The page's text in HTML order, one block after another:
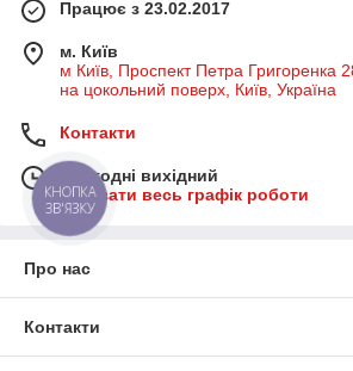
Працює з 23.02.2017
м. Київ
м Київ, Проспект Петра Григоренка
на цокольний поверх, Київ, Україна
Контакти
Сьогодні вихідний
Показати весь графік роботи
Про нас
Контакти
КНОПКА
ЗВ'ЯЗКУ